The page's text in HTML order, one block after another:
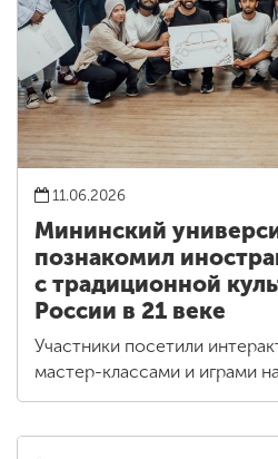
11.06.2026
Мининский
познакомил
с традиционной
России в 21 веке
Участники посетили
мастер-классами и играми